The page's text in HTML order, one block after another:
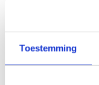
Toestemming